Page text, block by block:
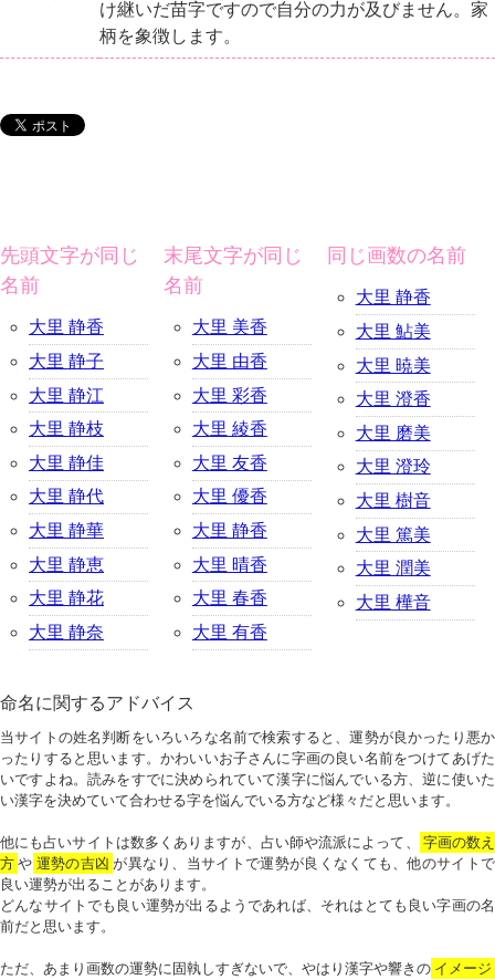
け継いだ苗字ですので自分の力が及びません。家
柄を象徴します。
先頭文字が同じ
名前
大里 静香
大里 静子
大里 静江
大里 静枝
大里 静佳
大里 静代
大里 静華
大里 静恵
大里 静花
大里 静奈
末尾文字が同じ
名前
大里 美香
大里 由香
大里 彩香
大里 綾香
大里 友香
大里 優香
大里 静香
大里 晴香
大里 春香
大里 有香
同じ画数の名前
大里 静香
大里 鮎美
大里 暁美
大里 澄香
大里 磨美
大里 澄玲
大里 樹音
大里 篤美
大里 潤美
大里 樺音
命名に関するアドバイス
当サイトの姓名判断をいろいろな名前で検索すると、運勢が良かったり悪か
ったりすると思います。かわいいお子さんに字画の良い名前をつけてあげた
いですよね。読みをすでに決められていて漢字に悩んでいる方、逆に使いた
い漢字を決めていて合わせる字を悩んでいる方など様々だと思います。
他にも占いサイトは数多くありますが、占い師や流派によって、
字画の数え
方 や 運勢の吉凶 が異なり、当サイトで運勢が良くなくても、他のサイトで
良い運勢が出ることがあります。
どんなサイトでも良い運勢が出るようであれば、それはとても良い字画の名
前だと思います。
ただ、あまり画数の運勢に固執しすぎないで、やはり漢字や響きの イメージ